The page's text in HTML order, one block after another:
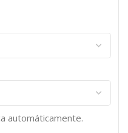
automáticamente.